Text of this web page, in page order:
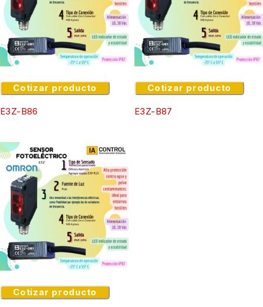
Cotizar producto
E3Z-B86
Cotizar producto
E3Z-B87
Cotizar producto